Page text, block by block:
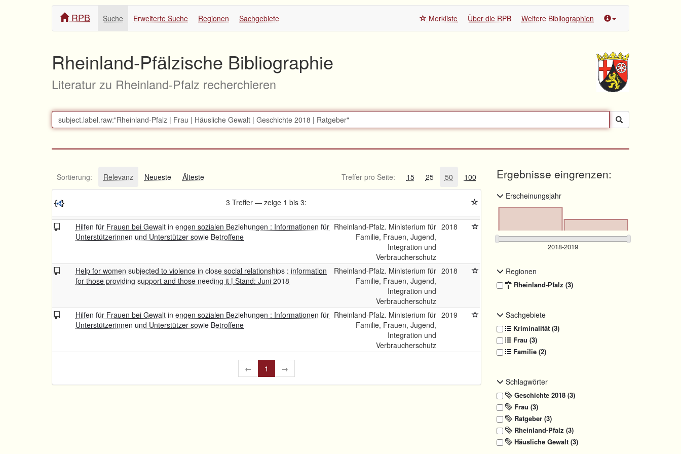
RPB Suche Erweiterte Suche Regionen Sachgebiete Merkliste Über die RPB Weitere Bibliographien
Rheinland-Pfälzische Bibliographie
Literatur zu Rheinland-Pfalz recherchieren
Sortierung: Relevanz Neueste Älteste Treffer pro Seite: 15 25 50 100
3 Treffer — zeige 1 bis 3:
Hilfen für Frauen bei Gewalt in engen sozialen Beziehungen : Informationen für
Unterstützerinnen und Unterstützer sowie Betroffene
Rheinland-Pfalz. Ministerium für
Familie, Frauen, Jugend,
Integration und
Verbraucherschutz
2018
Help for women subjected to violence in close social relationships : information
for those providing support and those needing it | Stand: Juni 2018
Rheinland-Pfalz. Ministerium für
Familie, Frauen, Jugend,
Integration und
Verbraucherschutz
2018
Hilfen für Frauen bei Gewalt in engen sozialen Beziehungen : Informationen für
Unterstützerinnen und Unterstützer sowie Betroffene
Rheinland-Pfalz. Ministerium für
Familie, Frauen, Jugend,
Integration und
Verbraucherschutz
2019
← 1 →
Ergebnisse eingrenzen:
Erscheinungsjahr
Regionen
Rheinland-Pfalz (3)
Sachgebiete
Kriminalität (3)
Frau (3)
Familie (2)
Schlagwörter
Geschichte 2018 (3)
Frau (3)
Ratgeber (3)
Rheinland-Pfalz (3)
Häusliche Gewalt (3)